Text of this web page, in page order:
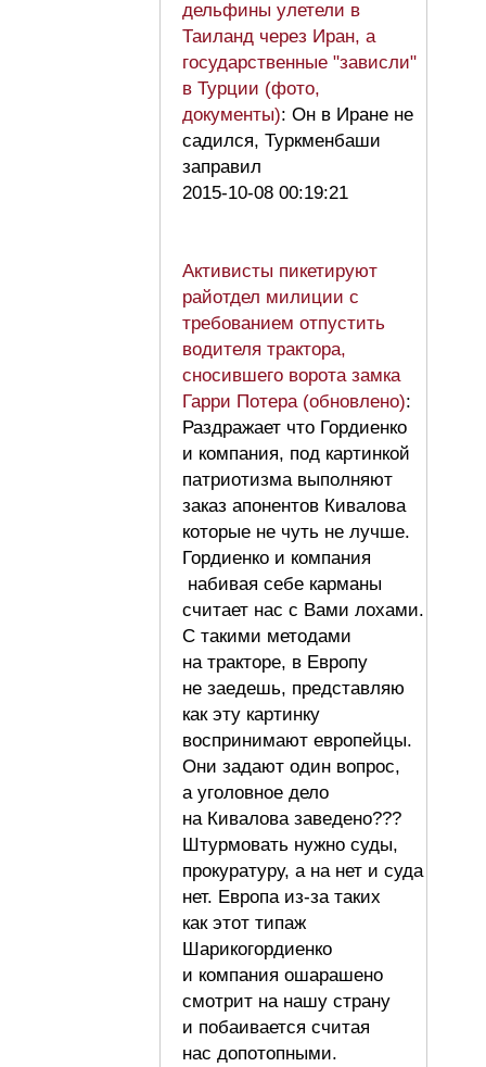
дельфины улетели в
Таиланд через Иран, а
государственные "зависли"
в Турции (фото,
документы): Он в Иране не
садился, Туркменбаши
заправил
2015-10-08 00:19:21
Активисты пикетируют
райотдел милиции с
требованием отпустить
водителя трактора,
сносившего ворота замка
Гарри Потера (обновлено):
Раздражает что Гордиенко
и компания, под картинкой
патриотизма выполняют
заказ апонентов Кивалова
которые не чуть не лучше.
Гордиенко и компания
набивая себе карманы
считает нас с Вами лохами.
С такими методами
на тракторе, в Европу
не заедешь, представляю
как эту картинку
воспринимают европейцы.
Они задают один вопрос,
а уголовное дело
на Кивалова заведено???
Штурмовать нужно суды,
прокуратуру, а на нет и суда
нет. Европа из-за таких
как этот типаж
Шарикогордиенко
и компания ошарашено
смотрит на нашу страну
и побаивается считая
нас допотопными.